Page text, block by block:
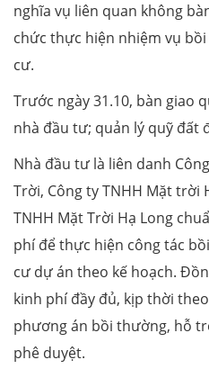
nghĩa vụ liên quan không
chức thực hiện nhiệm vụ
cư.
Trước ngày 31.10, bàn giao
nhà đầu tư; quản lý quỹ đất
Nhà đầu tư là liên danh
Trời, Công ty TNHH Mặt trời
TNHH Mặt Trời Hạ Long
phí để thực hiện công tác
cư dự án theo kế hoạch.
kinh phí đầy đủ, kịp thời
phương án bồi thường, hỗ
phê duyệt.